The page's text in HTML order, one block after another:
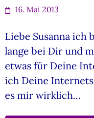
16. Mai 2013
Liebe Susanna ich
lange bei Dir und
etwas für Deine
ich Deine
es mir wirklich…